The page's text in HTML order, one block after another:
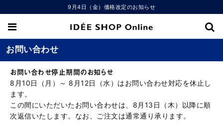
9月4日（金）価格改定のお知らせ
お問い合わせ
お問い合わせ停止期間のお知らせ
8月10日（月）～ 8月12日（水）はお問い合わせ対応を休止し
ます。
この間にいただいたお問い合わせは、8月13日（木）以降に順
次返信いたします。なお、ご注文は通常通り承ります。